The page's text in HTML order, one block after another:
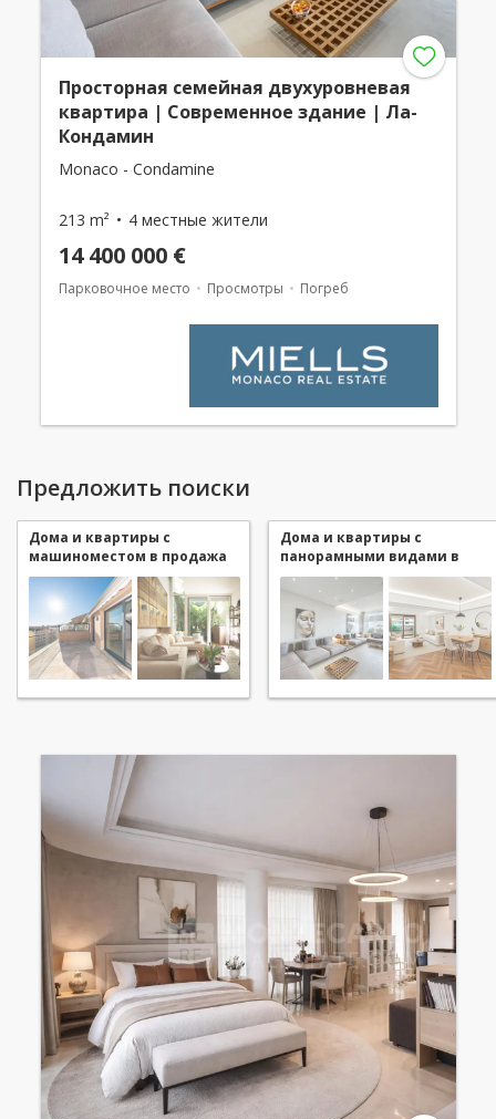
Просторная семейная двухуровневая
квартира | Современное здание | Ла-
Кондамин
Monaco - Condamine
213 m² 4 местные жители
14 400 000 €
Парковочное место Просмотры Погреб
Предложить поиски
Дома и квартиры с
машиноместом в продажа
в Monaco Condamine
Дома и квартиры с
панорамными видами в
продажа в Monaco
Condamine